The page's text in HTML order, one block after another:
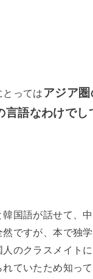
とっては アジア
語なわけでし
国語が話せて、
然ですが、本で独
のクラスメイト
ていたため知っ